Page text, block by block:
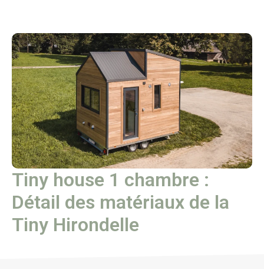
Tiny house 1 chambre :
Détail des matériaux de la
Tiny Hirondelle